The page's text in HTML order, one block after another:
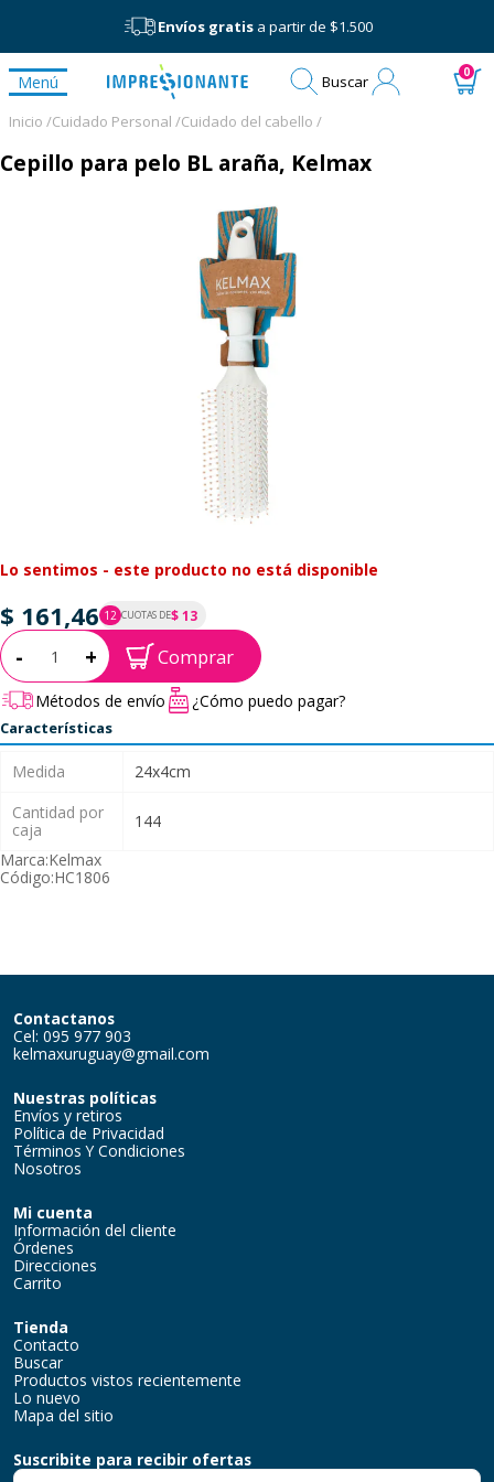
Envíos gratisa partir de $1.500
Menú Buscar 0
Inicio /Cuidado Personal /Cuidado del cabello /
Cepillo para pelo BL araña, Kelmax
Lo sentimos - este producto no está disponible
$ 161,46 12 CUOTAS DE$ 13
P.T.F. $ 161
Cantidad:
- + Comprar
Métodos de envío ¿Cómo puedo pagar?
Características
Medida
24x4cm
Cantidad por
caja
144
Marca:Kelmax
Código:HC1806
Contactanos
Cel: 095 977 903
kelmaxuruguay@gmail.com
Nuestras políticas
Envíos y retiros
Política de Privacidad
Términos Y Condiciones
Nosotros
Mi cuenta
Información del cliente
Órdenes
Direcciones
Carrito
Tienda
Contacto
Buscar
Productos vistos recientemente
Lo nuevo
Mapa del sitio
Suscribite para recibir ofertas